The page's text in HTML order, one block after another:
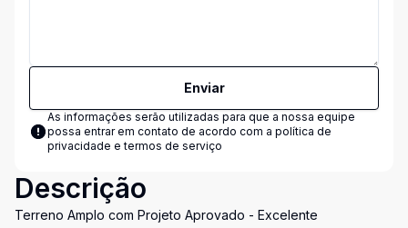
Enviar
As informações serão utilizadas para que a nossa equipe
possa entrar em contato de acordo com a política de
privacidade e termos de serviço
Descrição
Terreno Amplo com Projeto Aprovado - Excelente